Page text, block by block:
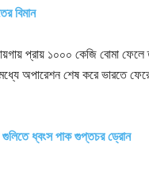
বিমান
প্রায় ১০০০ কেজি বোমা ফেলে
অপারেশন শেষ করে ভারতে
গুলিতে ধ্বংস পাক গুপ্তচর ড্রোন